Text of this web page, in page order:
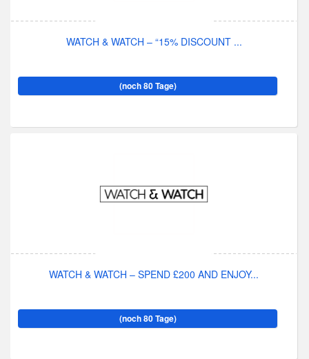
WATCH & WATCH – “15% DISCOUNT ...
(noch 80 Tage)
WATCH & WATCH – SPEND £200 AND ENJOY...
(noch 80 Tage)